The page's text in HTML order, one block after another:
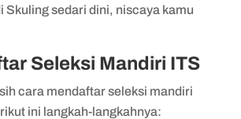
Skuling sedari dini, niscaya kamu
Seleksi Mandiri ITS
cara mendaftar seleksi mandiri
ini langkah-langkahnya: